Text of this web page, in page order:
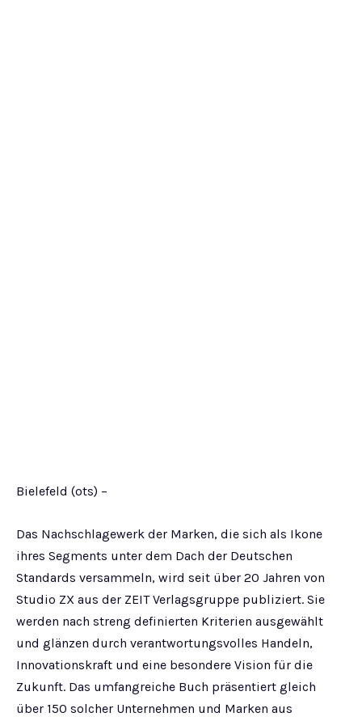
Bielefeld (ots) –
Das Nachschlagewerk der Marken, die sich als Ikone
ihres Segments unter dem Dach der Deutschen
Standards versammeln, wird seit über 20 Jahren von
Studio ZX aus der ZEIT Verlagsgruppe publiziert. Sie
werden nach streng definierten Kriterien ausgewählt
und glänzen durch verantwortungsvolles Handeln,
Innovationskraft und eine besondere Vision für die
Zukunft. Das umfangreiche Buch präsentiert gleich
über 150 solcher Unternehmen und Marken aus